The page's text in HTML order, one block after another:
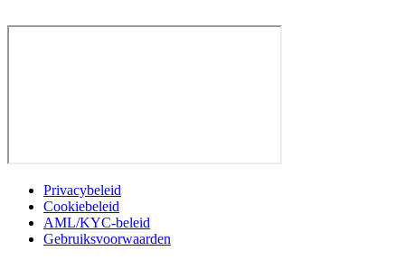
Privacybeleid
Cookiebeleid
AML/KYC-beleid
Gebruiksvoorwaarden